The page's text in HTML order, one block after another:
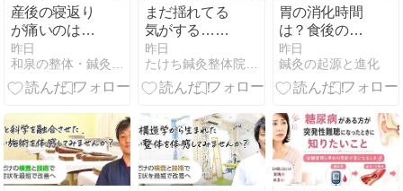
産後の寝返り
が痛いのはな
ぜ？骨盤との
関係
昨日
和泉の整体・鍼灸「星野BodyCare鍼灸整骨院・和泉本院」
まだ揺れてる
気がする…そ
のめまい、放
置して大丈
夫？
昨日
たけち鍼灸整体院・名古屋名東院
胃の消化時間
は？食後の目
安と胃もたれ
対策
昨日
鍼灸の起源と進化